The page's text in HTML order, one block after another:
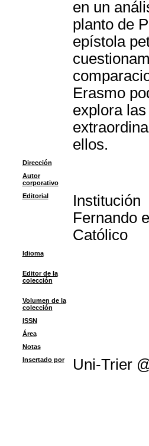
en un
planto de
epístola
Erasmo
explora
ellos.
Dirección
Autor
corporativo
Editorial
Institución
Fernando el
Católico
Idioma
Editor de la
colección
Volumen de la
colección
ISSN
Área
Notas
Insertado por
Uni-Trier